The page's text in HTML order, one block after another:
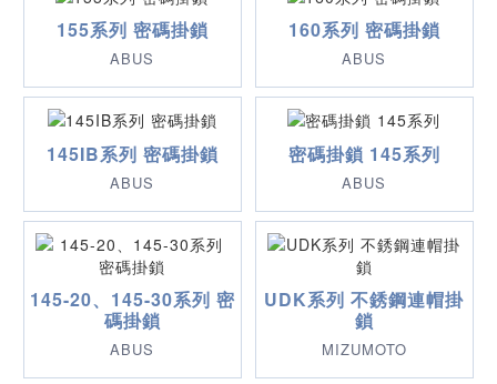
155系列 密碼掛鎖
ABUS
160系列 密碼掛鎖
ABUS
145IB系列 密碼掛鎖
ABUS
密碼掛鎖 145系列
ABUS
145-20、145-30系列 密
碼掛鎖
ABUS
UDK系列 不銹鋼連帽掛
鎖
MIZUMOTO